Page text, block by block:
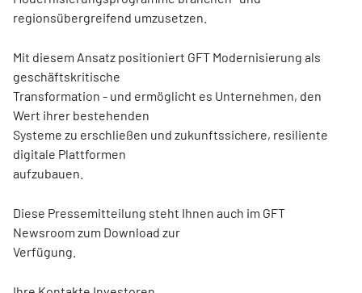
regionsübergreifend umzusetzen.
Mit diesem Ansatz positioniert GFT Modernisierung als
geschäftskritische
Transformation - und ermöglicht es Unternehmen, den
Wert ihrer bestehenden
Systeme zu erschließen und zukunftssichere, resiliente
digitale Plattformen
aufzubauen.
Diese Pressemitteilung steht Ihnen auch im GFT
Newsroom zum Download zur
Verfügung.